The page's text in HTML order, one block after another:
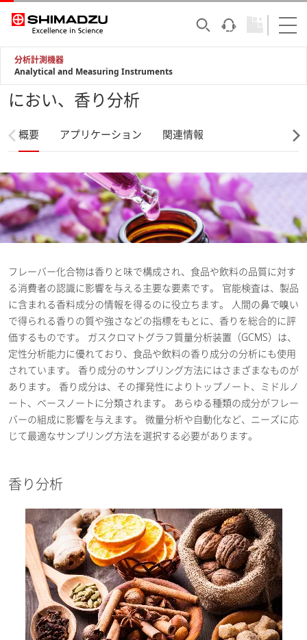
分析計測機器
Analytical and Measuring Instruments
におい、香り分析
概要 アプリケーション 関連情報
フレーバー化合物は香りと味で構成され、食品や飲料の品質に対す
る消費者の認識に影響を与える主要な要素です。 官能検査は、製品
に含まれる香料成分の情報を得るのに役立ちます。 人間の鼻で嗅い
で得られる香りの質や強さなどの指標をもとに、香りを総合的に評
価するものです。 ガスクロマトグラフ質量分析装置（GCMS）は、
定性分析能力に優れており、食品や飲料の香り成分の分析にも使用
されています。 香り成分のサンプリング方法にはさまざまなものが
あります。 香り成分は、その揮発性によりトップノート、ミドルノ
ート、ベースノートに分類されます。 あらゆる種類の成分がフレー
バーの組成に影響を与えます。 微量分析や自動化など、ニーズに応
じて最適なサンプリング方法を選択する必要があります。
香り分析